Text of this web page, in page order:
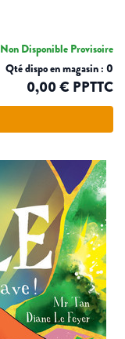
Non Disponible Provisoire
Qté dispo en magasin : 0
0,00 € PPTTC